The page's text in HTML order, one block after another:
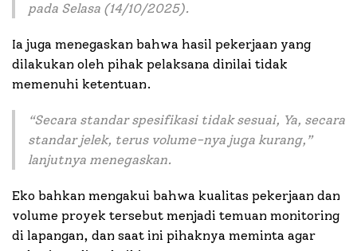
pada Selasa (14/10/2025).
Ia juga menegaskan bahwa hasil pekerjaan yang
dilakukan oleh pihak pelaksana dinilai tidak
memenuhi ketentuan.
“Secara standar spesifikasi tidak sesuai, Ya, secara
standar jelek, terus volume-nya juga kurang,”
lanjutnya menegaskan.
Eko bahkan mengakui bahwa kualitas pekerjaan dan
volume proyek tersebut menjadi temuan monitoring
di lapangan, dan saat ini pihaknya meminta agar